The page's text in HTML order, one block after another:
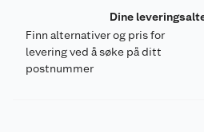
Dine
Finn alternativer og pris for
levering ved å søke på ditt
postnummer